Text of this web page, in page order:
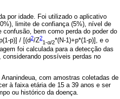
por idade. Foi utilizado o aplicativo
limite de confiança (5%), nível de
bem como perda do poder do
p)] / [(d2/Z2
1-α/2*(N-1)+p*(1-p)], e o
foi calculada para a detecção das
possíveis perdas no
com amostras coletadas de
à faixa etária de 15 a 39 anos e ser
ou histórico da doença.